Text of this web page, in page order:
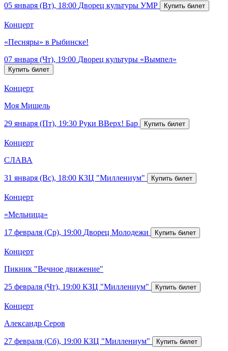
05 января (Вт), 18:00 Дворец культуры УМР
Концерт
«Песняры» в Рыбинске!
07 января (Чт), 19:00 Дворец культуры «Вымпел»
Концерт
Моя Мишель
29 января (Пт), 19:30 Руки ВВерх! Бар
Концерт
СЛАВА
31 января (Вс), 18:00 КЗЦ "Миллениум"
Концерт
«Мельница»
17 февраля (Ср), 19:00 Дворец Молодежи
Концерт
Пикник "Вечное движение"
25 февраля (Чт), 19:00 КЗЦ "Миллениум"
Концерт
Александр Серов
27 февраля (Сб), 19:00 КЗЦ "Миллениум"